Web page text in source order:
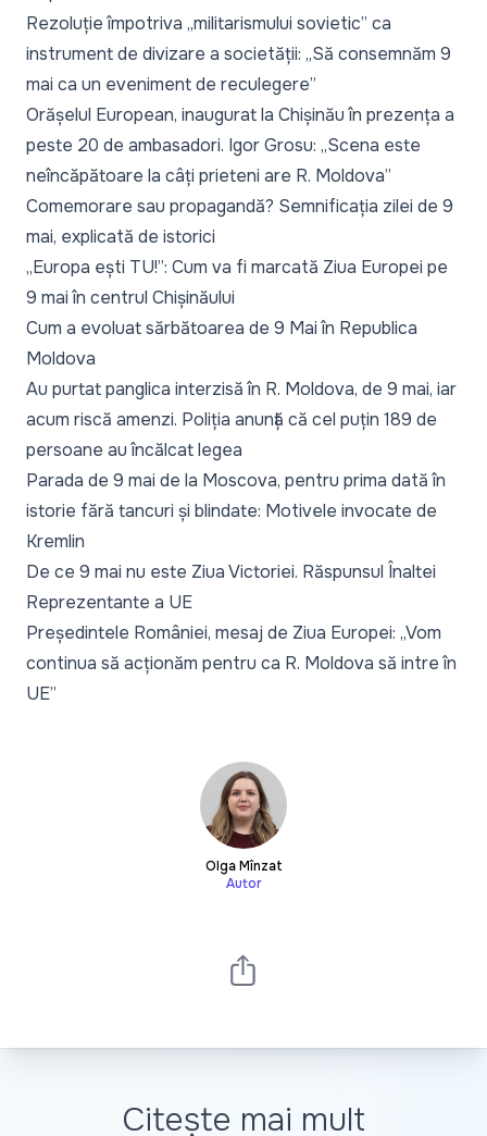
Rezoluție împotriva „militarismului sovietic” ca
instrument de divizare a societății: „Să consemnăm 9
mai ca un eveniment de reculegere”
Orășelul European, inaugurat la Chișinău în prezența a
peste 20 de ambasadori. Igor Grosu: „Scena este
neîncăpătoare la câți prieteni are R. Moldova”
Comemorare sau propagandă? Semnificația zilei de 9
mai, explicată de istorici
„Europa ești TU!”: Cum va fi marcată Ziua Europei pe
9 mai în centrul Chișinăului
Cum a evoluat sărbătoarea de 9 Mai în Republica
Moldova
Au purtat panglica interzisă în R. Moldova, de 9 mai, iar
acum riscă amenzi. Poliția anunță că cel puțin 189 de
persoane au încălcat legea
Parada de 9 mai de la Moscova, pentru prima dată în
istorie fără tancuri și blindate: Motivele invocate de
Kremlin
De ce 9 mai nu este Ziua Victoriei. Răspunsul Înaltei
Reprezentante a UE
Președintele României, mesaj de Ziua Europei: „Vom
continua să acționăm pentru ca R. Moldova să intre în
UE”
Olga Mînzat
Autor
Citește mai mult